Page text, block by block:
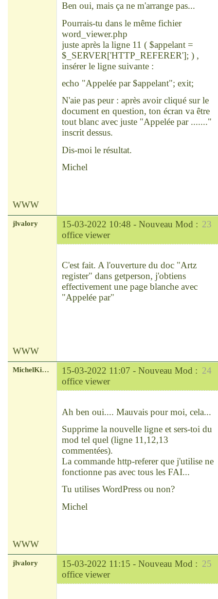
Ben oui, mais ça ne m'arrange pas...
Pourrais-tu dans le même fichier
word_viewer.php
juste après la ligne 11 ( $appelant =
$_SERVER['HTTP_REFERER']; ) ,
insérer le ligne suivante :
echo "Appelée par $appelant"; exit;
N'aie pas peur : après avoir cliqué sur le
document en question, ton écran va être
tout blanc avec juste "Appelée par ......."
inscrit dessus.
Dis-moi le résultat.
Michel
WWW
23
jlvalory 15-03-2022 10:48 - Nouveau Mod :
office viewer
C'est fait. A l'ouverture du doc "Artz
register" dans getperson, j'obtiens
effectivement une page blanche avec
"Appelée par"
WWW
24
MichelKirsch 15-03-2022 11:07 - Nouveau Mod :
office viewer
Ah ben oui.... Mauvais pour moi, cela...
Supprime la nouvelle ligne et sers-toi du
mod tel quel (ligne 11,12,13
commentées).
La commande http-referer que j'utilise ne
fonctionne pas avec tous les FAI...
Tu utilises WordPress ou non?
Michel
WWW
25
jlvalory 15-03-2022 11:15 - Nouveau Mod :
office viewer